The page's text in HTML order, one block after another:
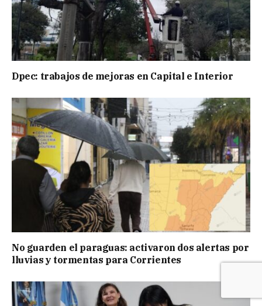
Dpec: trabajos de mejoras en Capital e Interior
No guarden el paraguas: activaron dos alertas por
lluvias y tormentas para Corrientes